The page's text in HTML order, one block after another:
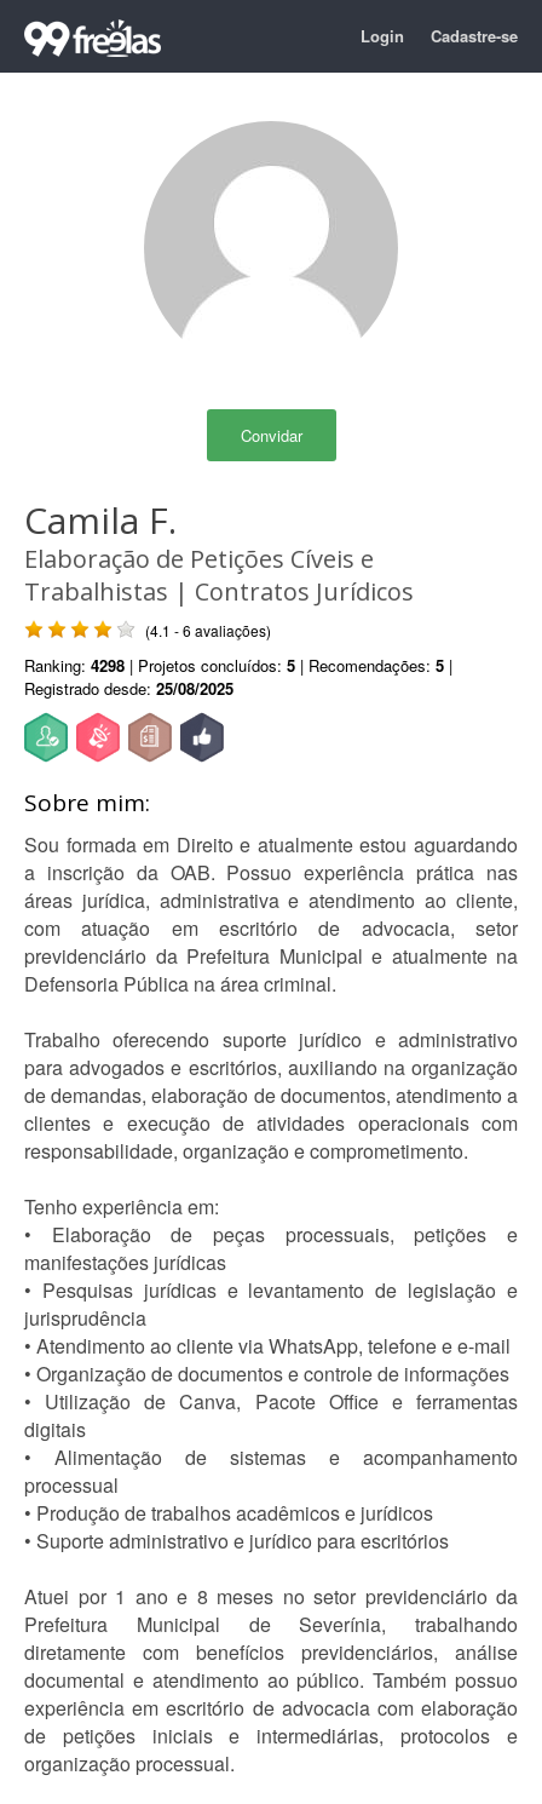
Login Cadastre-se
Convidar
Camila F.
Elaboração de Petições Cíveis e
Trabalhistas | Contratos Jurídicos
(4.1 - 6 avaliações)
Ranking: 4298 | Projetos concluídos: 5 | Recomendações: 5 |
Registrado desde: 25/08/2025
Sobre mim:
Sou formada em Direito e atualmente estou aguardando
a inscrição da OAB. Possuo experiência prática nas
áreas jurídica, administrativa e atendimento ao cliente,
com atuação em escritório de advocacia, setor
previdenciário da Prefeitura Municipal e atualmente na
Defensoria Pública na área criminal.
Trabalho oferecendo suporte jurídico e administrativo
para advogados e escritórios, auxiliando na organização
de demandas, elaboração de documentos, atendimento a
clientes e execução de atividades operacionais com
responsabilidade, organização e comprometimento.
Tenho experiência em:
• Elaboração de peças processuais, petições e
manifestações jurídicas
• Pesquisas jurídicas e levantamento de legislação e
jurisprudência
• Atendimento ao cliente via WhatsApp, telefone e e-mail
• Organização de documentos e controle de informações
• Utilização de Canva, Pacote Office e ferramentas
digitais
• Alimentação de sistemas e acompanhamento
processual
• Produção de trabalhos acadêmicos e jurídicos
• Suporte administrativo e jurídico para escritórios
Atuei por 1 ano e 8 meses no setor previdenciário da
Prefeitura Municipal de Severínia, trabalhando
diretamente com benefícios previdenciários, análise
documental e atendimento ao público. Também possuo
experiência em escritório de advocacia com elaboração
de petições iniciais e intermediárias, protocolos e
organização processual.